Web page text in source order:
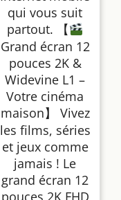
qui vous suit
partout. 【
Grand écran 12
pouces 2K &
Widevine L1 –
Votre cinéma
maison】 Vivez
les films, séries
et jeux comme
jamais ! Le
grand écran 12